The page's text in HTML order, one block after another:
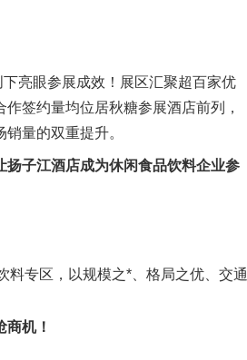
亮眼参展成效！展区汇聚超百家优
签约量均位居秋糖参展酒店前列，
量的双重提升。
子江酒店成为休闲食品饮料企业参
料专区，以规模之*、格局之优、交通
机！